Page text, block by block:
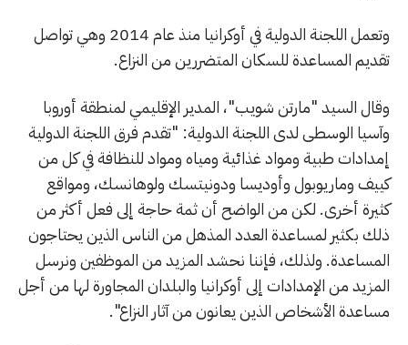
وتعمل اللجنة الدولية في أوكرانيا منذ عام 2014 وهي تواصل
تقديم المساعدة للسكان المتضررين من النزاع.
وقال السيد "مارتن شويب"، المدير الإقليمي لمنطقة أوروبا
وآسيا الوسطى لدى اللجنة الدولية: "تقدم فرق اللجنة الدولية
إمدادات طبية ومواد غذائية ومياه ومواد للنظافة في كل من
كييف وماريوبول وأوديسا ودونيتسك ولوهانسك، ومواقع
كثيرة أخرى. لكن من الواضح أن ثمة حاجة إلى فعل أكثر من
ذلك بكثير لمساعدة العدد المذهل من الناس الذين يحتاجون
المساعدة. ولذلك، فإننا نحشد المزيد من الموظفين ونرسل
المزيد من الإمدادات إلى أوكرانيا والبلدان المجاورة لها من أجل
مساعدة الأشخاص الذين يعانون من آثار النزاع".